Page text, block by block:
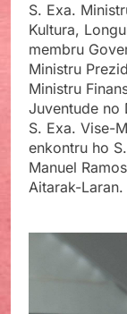
S. Exa.
Kultura,
membru
Ministru
Ministru
Juventude no
S. Exa. Vise-
enkontru ho
Manuel
Aitarak-Laran.